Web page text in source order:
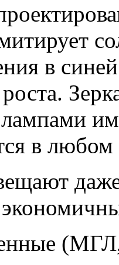
в
роста.
в